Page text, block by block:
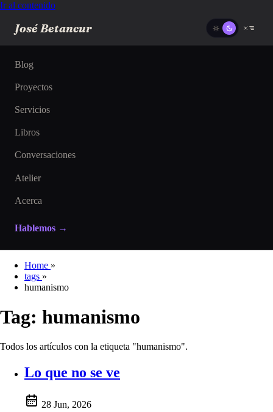
Ir al contenido
José Betancur
Blog
Proyectos
Servicios
Libros
Conversaciones
Atelier
Acerca
Hablemos →
Home »
tags »
humanismo
Tag: humanismo
Todos los artículos con la etiqueta "humanismo".
Lo que no se ve
28 Jun, 2026